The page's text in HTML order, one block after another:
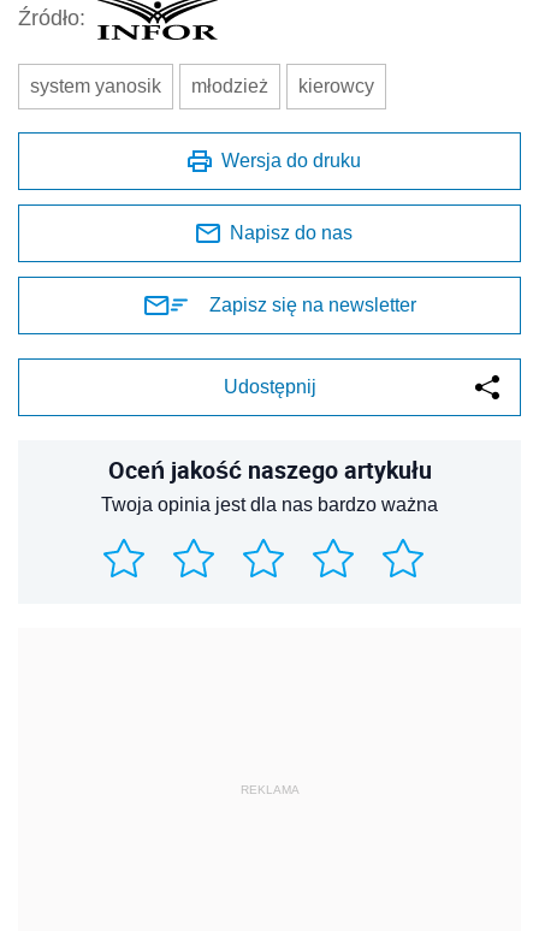
Źródło:
system yanosik młodzież kierowcy
Wersja do druku
Napisz do nas
Zapisz się na newsletter
Udostępnij
Oceń jakość naszego artykułu
Twoja opinia jest dla nas bardzo ważna
REKLAMA